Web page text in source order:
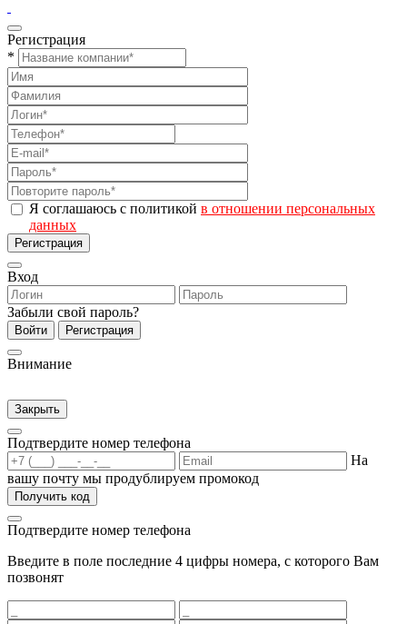
Регистрация
*
Я соглашаюсь с политикой в отношении персональных
данных
Регистрация
Вход
Забыли свой пароль?
Войти Регистрация
Внимание
Закрыть
Подтвердите номер телефона
На
вашу почту мы продублируем промокод
Получить код
Подтвердите номер телефона
Введите в поле последние 4 цифры номера, с которого Вам
позвонят